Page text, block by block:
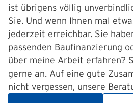
ist übrigens völlig
Sie. Und wenn Ihnen mal
jederzeit erreichbar. Sie
passenden Baufinanzierung
über meine Arbeit erfahren?
gerne an. Auf eine gute
nicht vergessen, unsere